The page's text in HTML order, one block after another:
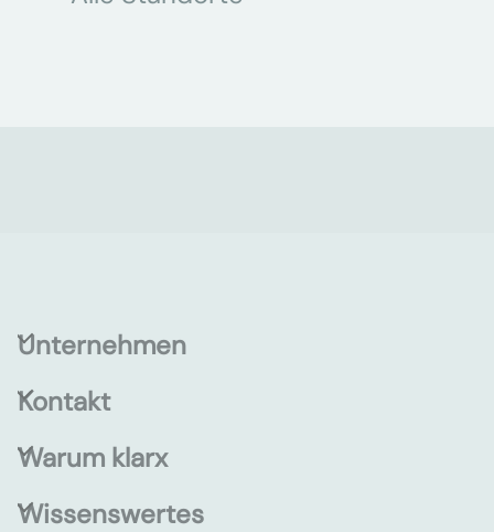
Unternehmen
Kontakt
Warum klarx
Wissenswertes